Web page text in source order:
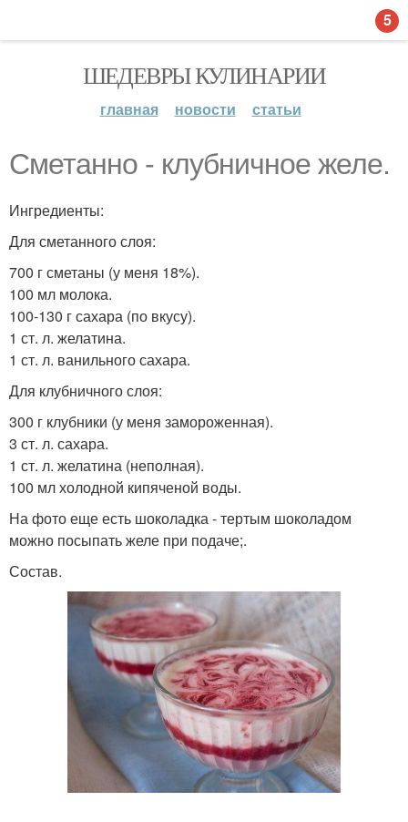
ШЕДЕВРЫ КУЛИНАРИИ
главная новости статьи
Сметанно - клубничное желе.
Ингредиенты:
Для сметанного слоя:
700 г сметаны (у меня 18%).
100 мл молока.
100-130 г сахара (по вкусу).
1 ст. л. желатина.
1 ст. л. ванильного сахара.
Для клубничного слоя:
300 г клубники (у меня замороженная).
3 ст. л. сахара.
1 ст. л. желатина (неполная).
100 мл холодной кипяченой воды.
На фото еще есть шоколадка - тертым шоколадом
можно посыпать желе при подаче;.
Состав.
5